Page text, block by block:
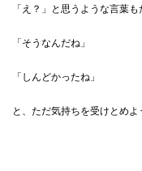
「え？」と思うような言葉
「そうなんだね」
「しんどかったね」
と、ただ気持ちを受けとめよ